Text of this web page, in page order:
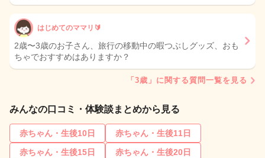
はじめてのママリ🔰
2歳〜3歳のお子さん、旅行の移動中の暇つぶしグッズ、おも
ちゃでおすすめはありますか？
「3歳」に関する質問一覧を見る
みんなの口コミ・体験談まとめから見る
赤ちゃん・生後10日
赤ちゃん・生後11日
赤ちゃん・生後15日
赤ちゃん・生後20日